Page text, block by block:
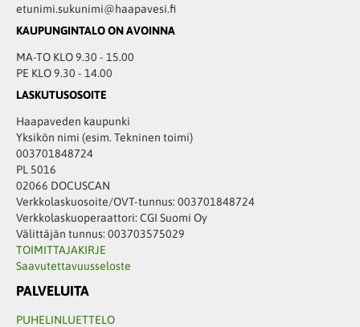
etunimi.sukunimi@haapavesi.fi
KAUPUNGINTALO ON AVOINNA
MA-TO KLO 9.30 - 15.00
PE KLO 9.30 - 14.00
LASKUTUSOSOITE
Haapaveden kaupunki
Yksikön nimi (esim. Tekninen toimi)
003701848724
PL 5016
02066 DOCUSCAN
Verkkolaskuosoite/OVT-tunnus: 003701848724
Verkkolaskuoperaattori: CGI Suomi Oy
Välittäjän tunnus: 003703575029
TOIMITTAJAKIRJE
Saavutettavuusseloste
PALVELUITA
PUHELINLUETTELO